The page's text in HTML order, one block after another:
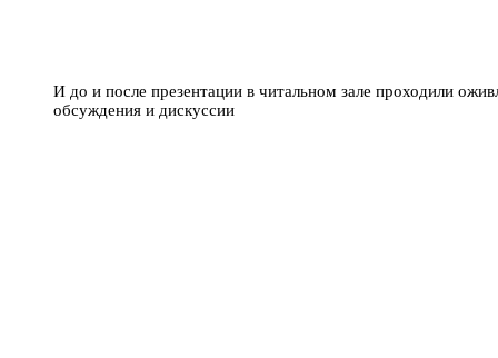
И до и после презентации в читальном зале проходили
обсуждения и дискуссии